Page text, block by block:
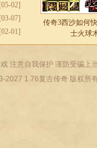
[05-02]
[03-07]
[02-01]
传奇3西沙如何
士火球
注意自我保护 谨防受骗上
2027 1.76复古传奇版权所